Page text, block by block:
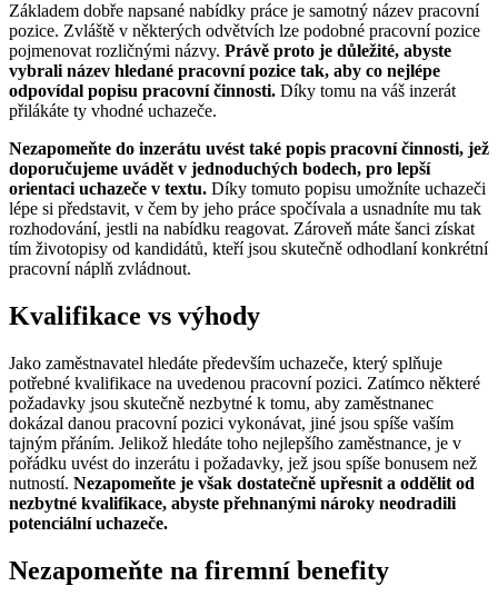
Základem dobře napsané nabídky práce je samotný název pracovní
pozice. Zvláště v některých odvětvích lze podobné pracovní pozice
pojmenovat rozličnými názvy. Právě proto je důležité, abyste
vybrali název hledané pracovní pozice tak, aby co nejlépe
odpovídal popisu pracovní činnosti. Díky tomu na váš inzerát
přilákáte ty vhodné uchazeče.
Nezapomeňte do inzerátu uvést také popis pracovní činnosti, jež
doporučujeme uvádět v jednoduchých bodech, pro lepší
orientaci uchazeče v textu. Díky tomuto popisu umožníte uchazeči
lépe si představit, v čem by jeho práce spočívala a usnadníte mu tak
rozhodování, jestli na nabídku reagovat. Zároveň máte šanci získat
tím životopisy od kandidátů, kteří jsou skutečně odhodlaní konkrétní
pracovní náplň zvládnout.
Kvalifikace vs výhody
Jako zaměstnavatel hledáte především uchazeče, který splňuje
potřebné kvalifikace na uvedenou pracovní pozici. Zatímco některé
požadavky jsou skutečně nezbytné k tomu, aby zaměstnanec
dokázal danou pracovní pozici vykonávat, jiné jsou spíše vaším
tajným přáním. Jelikož hledáte toho nejlepšího zaměstnance, je v
pořádku uvést do inzerátu i požadavky, jež jsou spíše bonusem než
nutností. Nezapomeňte je však dostatečně upřesnit a oddělit od
nezbytné kvalifikace, abyste přehnanými nároky neodradili
potenciální uchazeče.
Nezapomeňte na firemní benefity